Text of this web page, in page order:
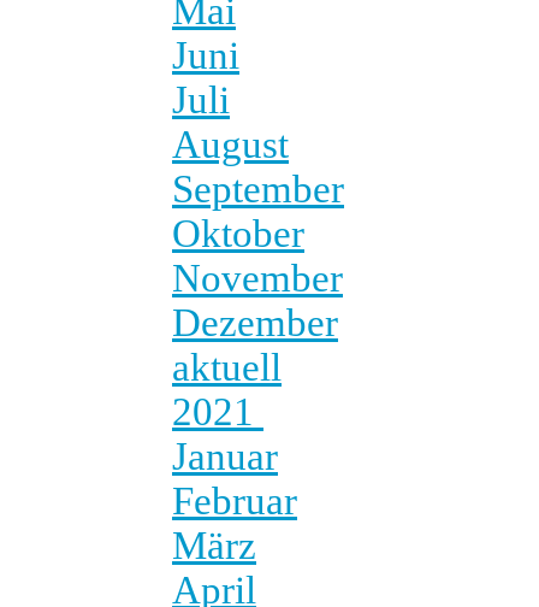
Mai
Juni
Juli
August
September
Oktober
November
Dezember
aktuell
2021
Januar
Februar
März
April